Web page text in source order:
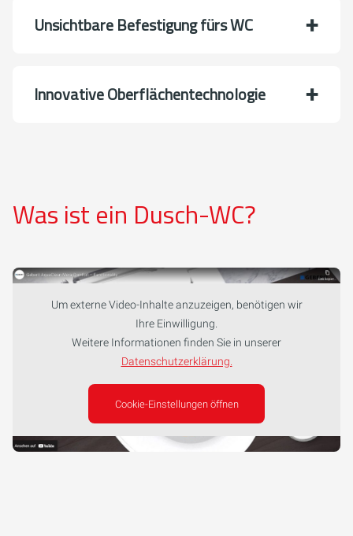
Unsichtbare Befestigung fürs WC
Innovative Oberflächentechnologie
Was ist ein Dusch-WC?
Um externe Video-Inhalte anzuzeigen, benötigen wir
Ihre Einwilligung.
Weitere Informationen finden Sie in unserer
Datenschutzerklärung.
Cookie-Einstellungen öffnen